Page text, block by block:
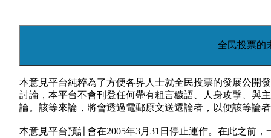
全民投票的
本意見平台純粹為了方便各界人士就全民投票的發展公開
討論，本平台不會刊登任何帶有粗言穢語、人身攻擊、與
論。該等來論，將會透過電郵原文送還論者，以便該等論
本意見平台預計會在2005年3月31日停止運作。在此之前